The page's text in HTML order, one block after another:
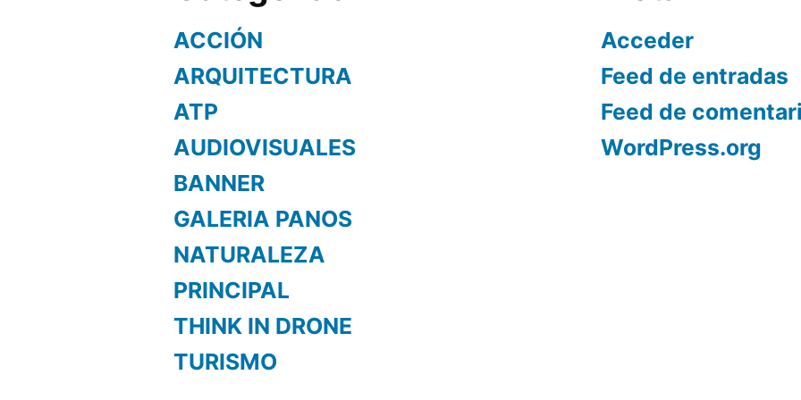
ACCIÓN
ARQUITECTURA
ATP
AUDIOVISUALES
BANNER
GALERIA PANOS
NATURALEZA
PRINCIPAL
THINK IN DRONE
TURISMO
Acceder
Feed de entradas
Feed de
WordPress.org